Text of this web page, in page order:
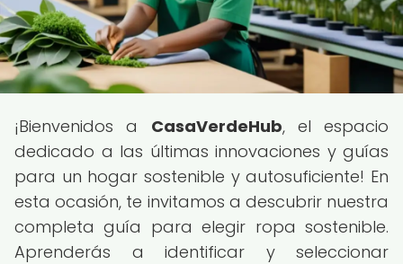
¡Bienvenidos a CasaVerdeHub, el espacio
dedicado a las últimas innovaciones y guías
para un hogar sostenible y autosuficiente! En
esta ocasión, te invitamos a descubrir nuestra
completa guía para elegir ropa sostenible.
Aprenderás a identificar y seleccionar